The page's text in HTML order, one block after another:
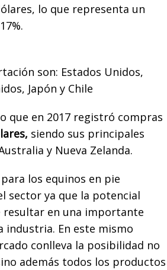
lo que representa un
son: Estados Unidos,
Japón y Chile
que en 2017 registró compras
siendo sus principales
y Nueva Zelanda.
los equinos en pie
sector ya que la potencial
resultar en una importante
En este mismo
conlleva la posibilidad no
además todos los productos